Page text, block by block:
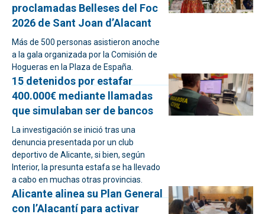
proclamadas Belleses del Foc
2026 de Sant Joan d’Alacant
Más de 500 personas asistieron anoche
a la gala organizada por la Comisión de
Hogueras en la Plaza de España.
15 detenidos por estafar
400.000€ mediante llamadas
que simulaban ser de bancos
La investigación se inició tras una
denuncia presentada por un club
deportivo de Alicante, si bien, según
Interior, la presunta estafa se ha llevado
a cabo en muchas otras provincias.
Alicante alinea su Plan General
con l’Alacantí para activar